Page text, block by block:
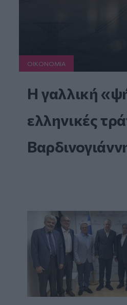
ΟΙΚΟΝΟΜΙΑ
Η γαλλική
ελληνικές